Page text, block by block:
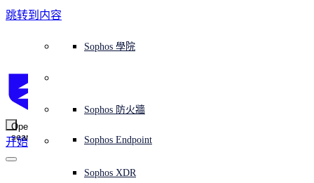
跳转到内容
Open
search
开始
平台概覽Sophos Central
Sophos AI
整合 marketplace 市集
威脅情報
端點保護（下一代防毒軟體）
伺服器防護
Mobile Security
安全營運
XDR - 擴展式偵測與回應
身分識別安全
ITDR - 身分識別威脅偵測與回應
網路安全與基礎架構
下一代防火牆 (NGFW)
網路交換機
無線存取點
Workspace Protection
零信任網路存取 (ZTNA)
DNS 防護 (DNS Protection)
Email Monitoring System
電子郵件與網路釣魚防護
雲端工作負載防護
託管式服務MDR - 託管式偵測與回應
漏洞管理（託管式風險）
諮詢服務概覽
專業服務
營運支援
免費工具
NIST 評估
使用案例全天候守護我的組織
保障遠端與混合辦公員工的安全
應對網路保險要求
保護我的 Microsoft 環境
教育
政府部門
醫療保健
製造業
為什麼選擇 Sophos？
獎項與榮譽
競爭對手比較
公司
媒體
職位空缺
信任中心
信任中心概覽
安全設計
負責任的披露
ESG
Sophos 合作夥伴
Partner Program 合作夥伴計畫
Partner care 支援
合作夥伴培訓
合作夥伴部落格
通路合作夥伴
OEM
整合和 API
威脅情報X-Ops 威脅研究
AI 研究
威脅檔案
威脅資料庫
檢視所有資源
案例研究
報告
線上研討會
部落格
Sophos 部落格
AI 研究
安全營運
合作夥伴部落格
獲得協助（支援）
緊急事件回應
支援計劃
客戶成功
技術客戶經理（TAM）
下載及更新
Sophos 狀態頁面
安全公告
提交威脅
產品支援
產品文件
Sophos 防火牆
Sophos Endpoint
Sophos XDR
培訓
Sophos 學院